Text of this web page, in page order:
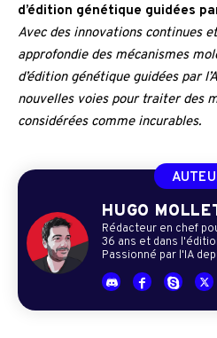
d’édition génétique guidées par
Avec des innovations continues
approfondie des mécanismes
d’édition génétique guidées par
nouvelles voies pour traiter des
considérées comme incurables.
HUGO
Rédacteur en chef
36 ans et dans
Passionné par l'IA